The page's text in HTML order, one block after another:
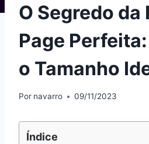
O Segredo da
Page
o Tamanho
Por navarro 09/11/2023
Índice